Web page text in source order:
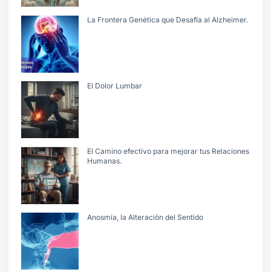
La Frontera Genética que Desafía al Alzheimer.
El Dolor Lumbar
El Camino efectivo para mejorar tus Relaciones
Humanas.
Anosmia, la Alteraciòn del Sentido